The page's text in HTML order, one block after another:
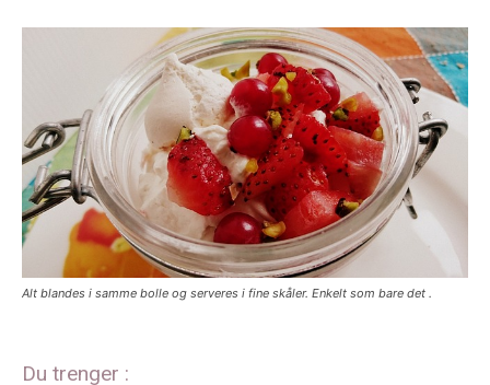
Alt blandes i samme bolle og serveres i fine skåler. Enkelt som bare det .
Du trenger :